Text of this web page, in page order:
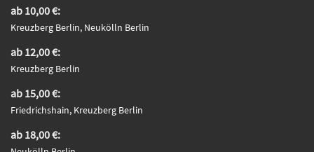
ab 10,00 €:
Kreuzberg Berlin, Neukölln Berlin
ab 12,00 €:
Kreuzberg Berlin
ab 15,00 €:
Friedrichshain, Kreuzberg Berlin
ab 18,00 €: